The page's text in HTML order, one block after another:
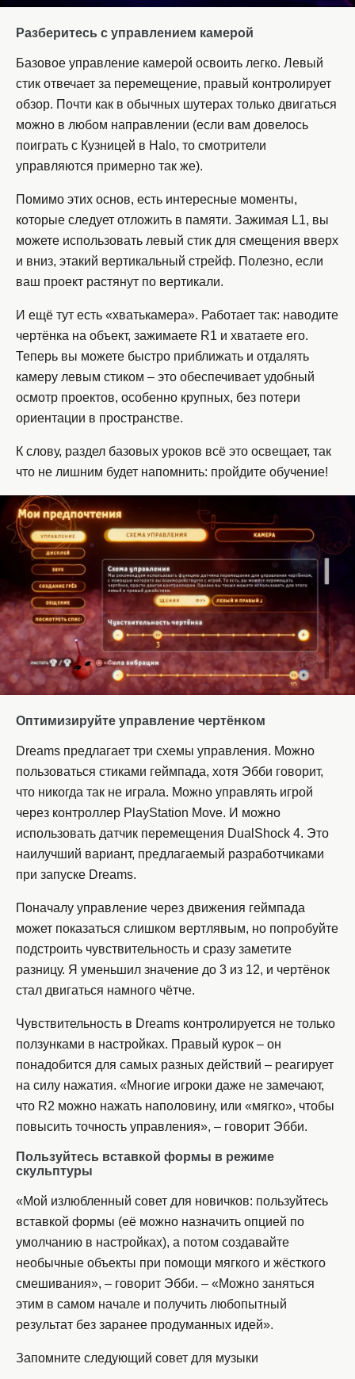
Разберитесь с управлением камерой
Базовое управление камерой освоить легко. Левый
стик отвечает за перемещение, правый контролирует
обзор. Почти как в обычных шутерах только двигаться
можно в любом направлении (если вам довелось
поиграть с Кузницей в Halo, то смотрители
управляются примерно так же).
Помимо этих основ, есть интересные моменты,
которые следует отложить в памяти. Зажимая L1, вы
можете использовать левый стик для смещения вверх
и вниз, этакий вертикальный стрейф. Полезно, если
ваш проект растянут по вертикали.
И ещё тут есть «хватькамера». Работает так: наводите
чертёнка на объект, зажимаете R1 и хватаете его.
Теперь вы можете быстро приближать и отдалять
камеру левым стиком – это обеспечивает удобный
осмотр проектов, особенно крупных, без потери
ориентации в пространстве.
К слову, раздел базовых уроков всё это освещает, так
что не лишним будет напомнить: пройдите обучение!
Оптимизируйте управление чертёнком
Dreams предлагает три схемы управления. Можно
пользоваться стиками геймпада, хотя Эбби говорит,
что никогда так не играла. Можно управлять игрой
через контроллер PlayStation Move. И можно
использовать датчик перемещения DualShock 4. Это
наилучший вариант, предлагаемый разработчиками
при запуске Dreams.
Поначалу управление через движения геймпада
может показаться слишком вертлявым, но попробуйте
подстроить чувствительность и сразу заметите
разницу. Я уменьшил значение до 3 из 12, и чертёнок
стал двигаться намного чётче.
Чувствительность в Dreams контролируется не только
ползунками в настройках. Правый курок – он
понадобится для самых разных действий – реагирует
на силу нажатия. «Многие игроки даже не замечают,
что R2 можно нажать наполовину, или «мягко», чтобы
повысить точность управления», – говорит Эбби.
Пользуйтесь вставкой формы в режиме
скульптуры
«Мой излюбленный совет для новичков: пользуйтесь
вставкой формы (её можно назначить опцией по
умолчанию в настройках), а потом создавайте
необычные объекты при помощи мягкого и жёсткого
смешивания», – говорит Эбби. – «Можно заняться
этим в самом начале и получить любопытный
результат без заранее продуманных идей».
Запомните следующий совет для музыки